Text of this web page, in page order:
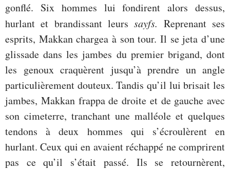
gonflé. Six hommes lui fondirent alors dessus,
hurlant et brandissant leurssayfs. Reprenant ses
esprits, Makkan chargea à son tour. Il se jeta d’une
glissade dans les jambes du premier brigand, dont
les genoux craquèrent jusqu’à prendre un angle
particulièrement douteux. Tandis qu’il lui brisait les
jambes, Makkan frappa de droite et de gauche avec
son cimeterre, tranchant une malléole et quelques
tendons à deux hommes qui s’écroulèrent en
hurlant. Ceux qui en avaient réchappé ne comprirent
pas ce qu’il s’était passé. Ils se retournèrent,